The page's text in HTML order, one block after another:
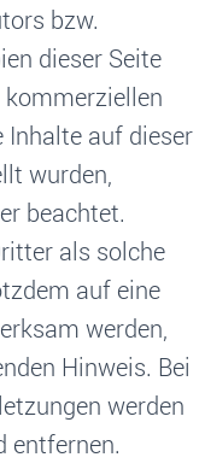
bzw.
dieser Seite
Inhalte auf dieser
wurden,
beachtet.
als solche
auf eine
werden,
Hinweis. Bei
werden
entfernen.